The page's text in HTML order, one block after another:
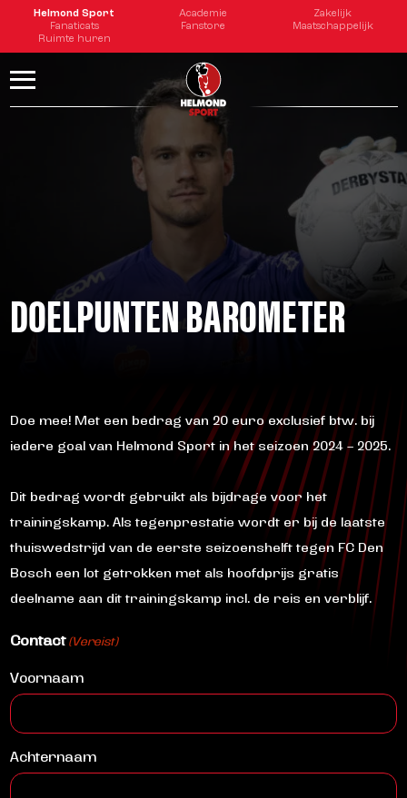
Helmond Sport Academie
Zakelijk
Fanaticats
Fanstore
Maatschappelijk
Ruimte huren
tester
DOELPUNTEN BAROMETER
Doe mee! Met een bedrag van 20 euro exclusief btw. bij
iedere goal van Helmond Sport in het seizoen 2024 – 2025.
Dit bedrag wordt gebruikt als bijdrage voor het
trainingskamp. Als tegenprestatie wordt er bij de laatste
thuiswedstrijd van de eerste seizoenshelft tegen FC Den
Bosch een lot getrokken met als hoofdprijs gratis
deelname aan dit trainingskamp incl. de reis en verblijf.
Contact (Vereist)
Voornaam
Achternaam